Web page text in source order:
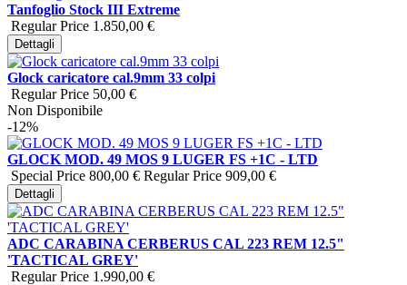
Tanfoglio Stock III Extreme
Regular Price 1.850,00 €
Dettagli
Glock caricatore cal.9mm 33 colpi
Regular Price 50,00 €
Non Disponibile
-12%
GLOCK MOD. 49 MOS 9 LUGER FS +1C - LTD
Special Price 800,00 € Regular Price 909,00 €
Dettagli
ADC CARABINA CERBERUS CAL 223 REM 12.5"
'TACTICAL GREY'
Regular Price 1.990,00 €